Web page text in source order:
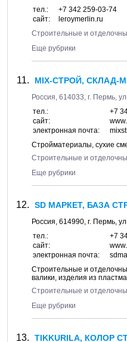
тел.:
+7 342 259-03-74
сайт:
leroymerlin.ru
Строительные и
Еще рубрики
MIX-СТРОЙ, СКЛАД-
Россия, 614033, г. Пермь,
тел.:
+7
сайт:
электронная почта:
Стройматериалы, сухие
Строительные и
Еще рубрики
SD МАРКЕТ, БАЗА
Россия, 614990, г. Пермь,
тел.:
+7
сайт:
электронная почта:
Строительные и
валики, изделия из
Строительные и
Еще рубрики
TIKKURILA, КОЛОР